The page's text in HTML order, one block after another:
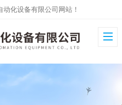
化设备有限公司网站！